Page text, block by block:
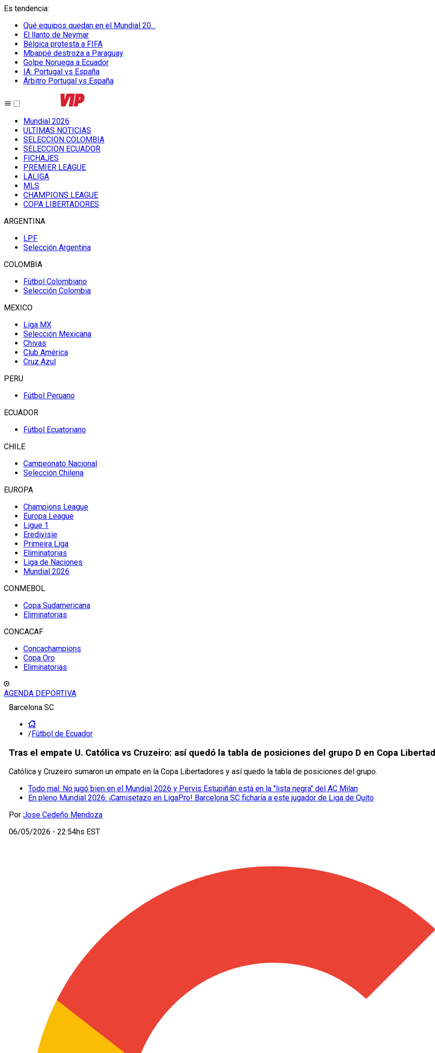
Es tendencia:
Qué equipos quedan en el Mundial 20...
El llanto de Neymar
Bélgica protesta a FIFA
Mbappé destroza a Paraguay
Golpe Noruega a Ecuador
IA: Portugal vs España
Árbitro Portugal vs España
Mundial 2026
ULTIMAS NOTICIAS
SELECCION COLOMBIA
SELECCION ECUADOR
FICHAJES
PREMIER LEAGUE
LALIGA
MLS
CHAMPIONS LEAGUE
COPA LIBERTADORES
ARGENTINA
LPF
Selección Argentina
COLOMBIA
Fútbol Colombiano
Selección Colombia
MEXICO
Liga MX
Selección Mexicana
Chivas
Club América
Cruz Azul
PERU
Fútbol Peruano
ECUADOR
Fútbol Ecuatoriano
CHILE
Campeonato Nacional
Selección Chilena
EUROPA
Champions League
Europa League
Ligue 1
Eredivisie
Primeira Liga
Eliminatorias
Liga de Naciones
Mundial 2026
CONMEBOL
Copa Sudamericana
Eliminatorias
CONCACAF
Concachampions
Copa Oro
Eliminatorias
AGENDA DEPORTIVA
Barcelona SC
/Fútbol de Ecuador
Tras el empate U. Católica vs Cruzeiro: así quedó la tabla de posiciones del grupo D en Copa
Católica y Cruzeiro sumaron un empate en la Copa Libertadores y así quedo la tabla de posiciones del grupo.
Todo mal: No jugó bien en el Mundial 2026 y Pervis Estupiñán está en la "lista negra" del AC Milan
En pleno Mundial 2026: ¡Camisetazo en LigaPro! Barcelona SC ficharía a este jugador de Liga de Quito
Por Jose Cedeño Mendoza
06/05/2026 - 22:54hs EST